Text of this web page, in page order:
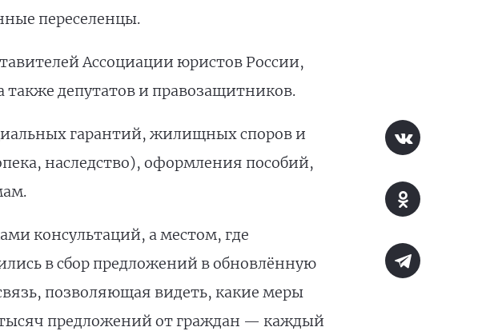
переселенцы.
Ассоциации юристов России,
депутатов и правозащитников.
гарантий, жилищных споров и
наследство), оформления пособий,
консультаций, а местом, где
в сбор предложений в обновлённую
позволяющая видеть, какие меры
тысяч предложений от граждан — каждый